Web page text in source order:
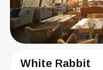
White Rabbit